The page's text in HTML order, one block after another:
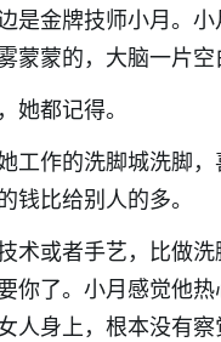
是金牌技师小月。
蒙的，大脑一片空
她都记得。
工作的洗脚城洗脚
比给别人的多。
术或者手艺，比做
你了。小月感觉他
身上，根本没有察